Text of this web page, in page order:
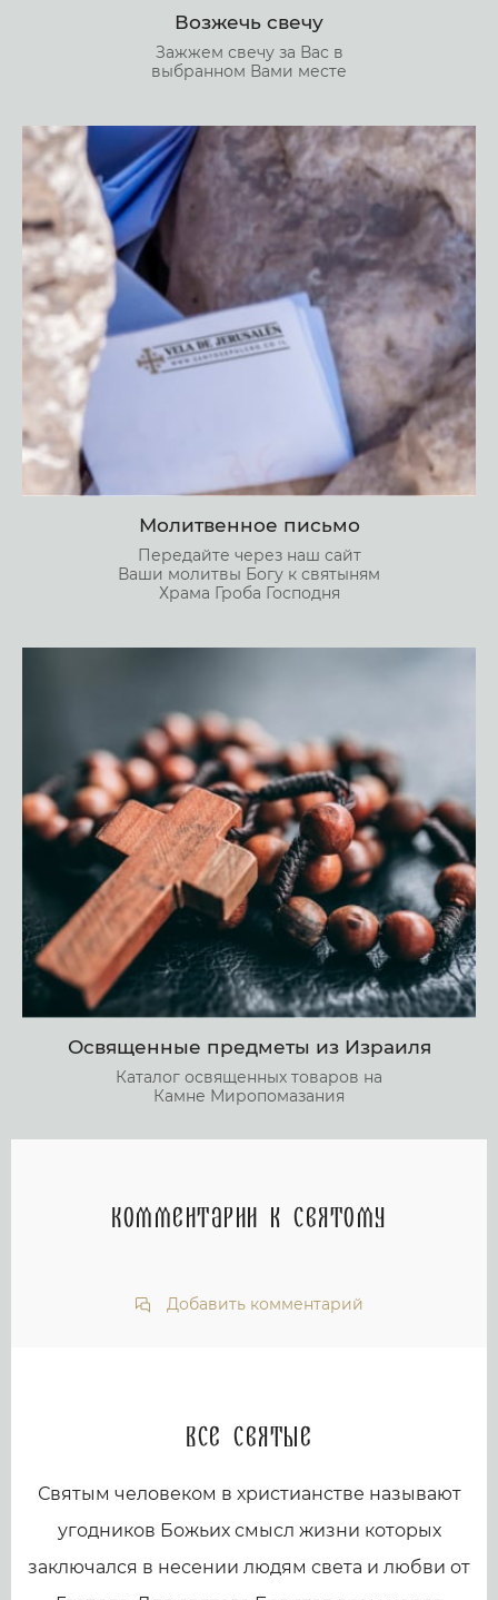
Возжечь свечу
Зажжем свечу за Вас в
выбранном Вами месте
Молитвенное письмо
Передайте через наш сайт
Ваши молитвы Богу к святыням
Храма Гроба Господня
Освященные предметы из Израиля
Каталог освященных товаров на
Камне Миропомазания
Комментарии к святому
Добавить комментарий
Все святые
Святым человеком в христианстве называют
угодников Божьих смысл жизни которых
заключался в несении людям света и любви от